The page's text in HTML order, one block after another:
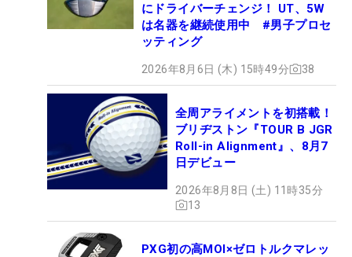
にドライバーチェンジ！ UT、5W
は名器を継続使用中 #男子プロセ
ッティング
2026年8月6日 (木) 15時49分 38
全周アライメントを初搭載！
ブリヂストン『TOUR B JGR
Roll-in Alignment』、8月7
日デビュー
2026年8月8日 (土) 11時35分
13
PXG初の高MOI×ゼロトルクマレッ